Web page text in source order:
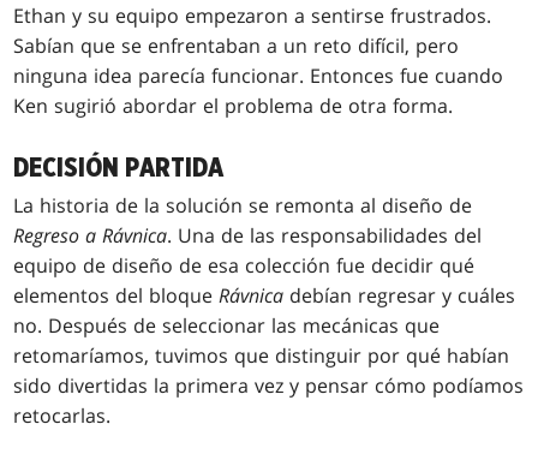
Ethan y su equipo empezaron a sentirse frustrados.
Sabían que se enfrentaban a un reto difícil, pero
ninguna idea parecía funcionar. Entonces fue cuando
Ken sugirió abordar el problema de otra forma.
DECISIÓN PARTIDA
La historia de la solución se remonta al diseño de
Regreso a Rávnica. Una de las responsabilidades del
equipo de diseño de esa colección fue decidir qué
elementos del bloqueRávnica debían regresar y cuáles
no. Después de seleccionar las mecánicas que
retomaríamos, tuvimos que distinguir por qué habían
sido divertidas la primera vez y pensar cómo podíamos
retocarlas.